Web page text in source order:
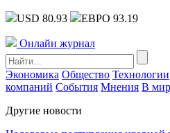
USD 80.93 ЕВРО 93.19
Онлайн журнал
Экономика Общество Технологии
компаний События Мнения В
Другие новости